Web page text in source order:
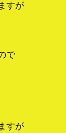
すが
で
すが